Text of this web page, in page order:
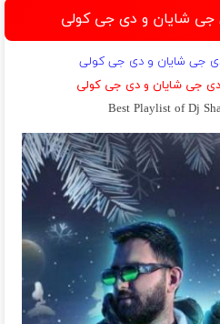
مشاوره رایگان)جی شایان و دی جی کولی
جی شایان و دی جی کولی
دی جی شایان و دی جی کولی
Best Playlist of Dj